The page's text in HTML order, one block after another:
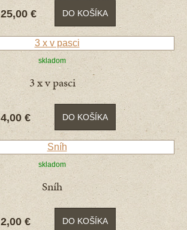
25,00 € DO KOŠÍKA
skladom
3 x v pasci
4,00 € DO KOŠÍKA
skladom
Sníh
2,00 € DO KOŠÍKA